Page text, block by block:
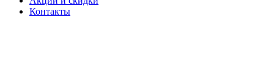
Контакты